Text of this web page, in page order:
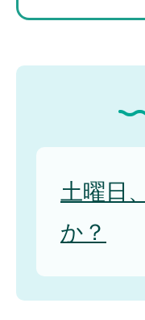
土曜日
か？